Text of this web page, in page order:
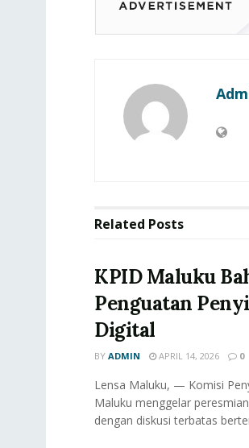
Related Posts
KPID Maluku
Penguatan
Digital
BY ADMIN APRIL 14, 2026 0
Lensa Maluku, — Komisi
Maluku menggelar
dengan diskusi terbatas